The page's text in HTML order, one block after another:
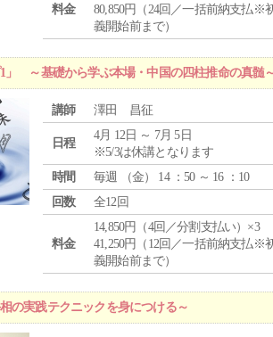
料金
80,850円（24回／一括前納支払※
義開始前まで）
」 ～基礎から学ぶ本場・中国の四柱推命の真髄
講師 澤田 昌征
日程
4月 12日 ～ 7月 5日
※5/3は休講となります
時間
毎週 （金） 14 ：50 ～ 16 ：10
回数
全12回
料金
14,850円（4回／分割支払い）×3
41,250円（12回／一括前納支払※
義開始前まで）
の実践テクニックを身につける～